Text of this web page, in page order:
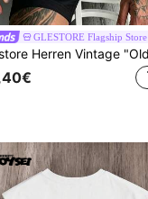
GLESTORE Flagship Store